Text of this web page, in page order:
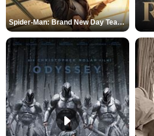
Spider-Man: Brand New Day Teaser